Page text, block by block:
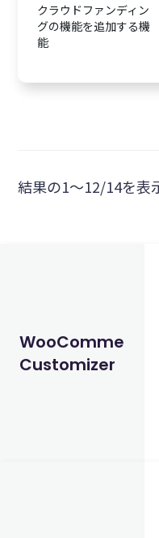
クラウドファンディン
グの機能を追加する機
能
結果の1～12/14を表
WooCommerce
Customizer